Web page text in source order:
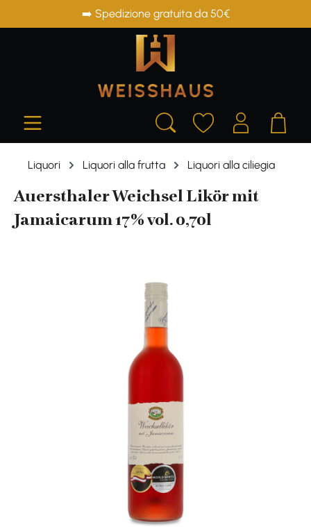
➡️ Spedizione gratuita da 50€
Liquori Liquori alla frutta Liquori alla ciliegia
Auersthaler Weichsel Likör mit
Jamaicarum 17% vol. 0,70l